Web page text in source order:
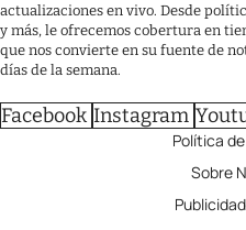
actualizaciones en vivo. Desde
y más, le ofrecemos cobertura en
que nos convierte en su fuente de
días de la semana.
Facebook Instagram
Política
Sobre